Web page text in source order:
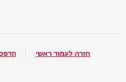
חזרה לעמוד ראשי